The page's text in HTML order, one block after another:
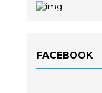
FACEBOOK